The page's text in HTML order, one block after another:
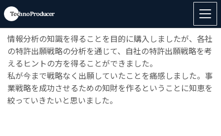
◆「Patent Information For Victory ～「知財」から、
企業の“未来”を手に入れる！～」
情報分析の知識を得ることを目的に購入しましたが、各社
の特許出願戦略の分析を通じて、自社の特許出願戦略を考
えるヒントの方を得ることができました。
私が今まで戦略なく出願していたことを痛感しました。事
業戦略を成功させるための知財を作るということに知恵を
絞っていきたいと思いました。